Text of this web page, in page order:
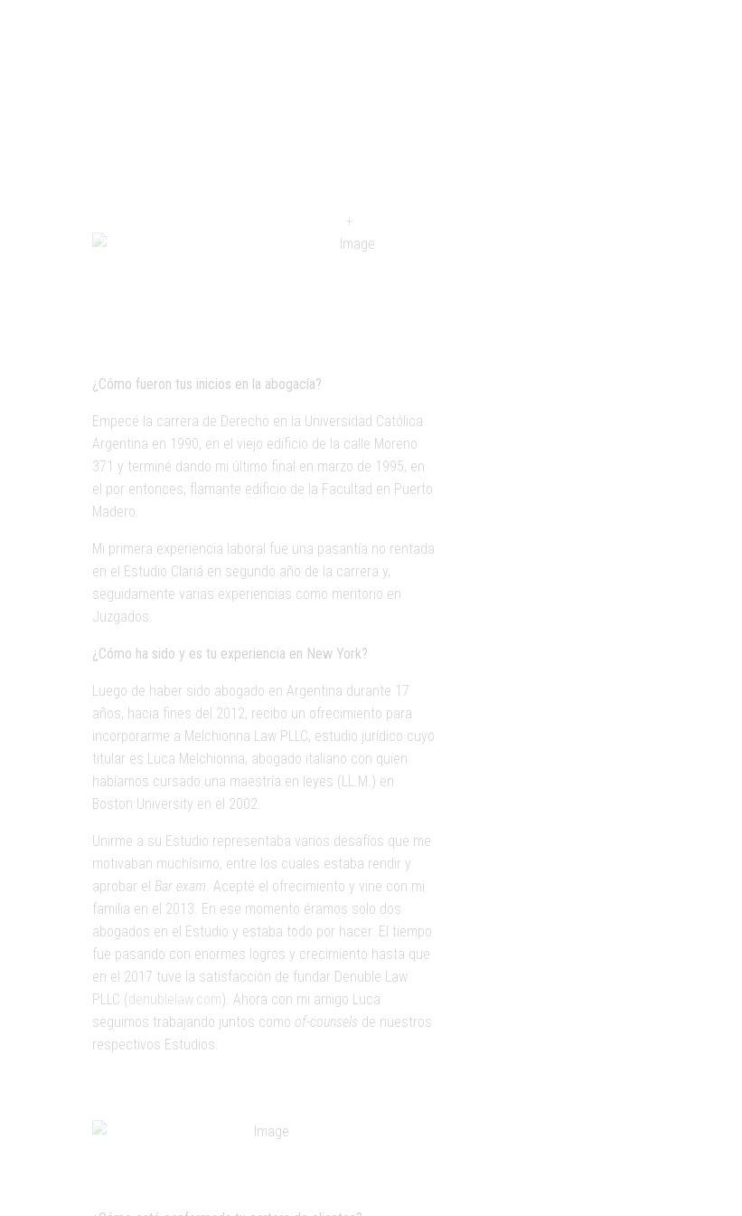
+
¿Cómo fueron tus inicios en la abogacía?
Empecé la carrera de Derecho en la Universidad Católica
Argentina en 1990, en el viejo edificio de la calle Moreno
371 y terminé dando mi último final en marzo de 1995, en
el por entonces, flamante edificio de la Facultad en Puerto
Madero.
Mi primera experiencia laboral fue una pasantía no rentada
en el Estudio Clariá en segundo año de la carrera y,
seguidamente varias experiencias como meritorio en
Juzgados.
¿Cómo ha sido y es tu experiencia en New York?
Luego de haber sido abogado en Argentina durante 17
años, hacia fines del 2012, recibo un ofrecimiento para
incorporarme a Melchionna Law PLLC, estudio jurídico cuyo
titular es Luca Melchionna, abogado italiano con quien
habíamos cursado una maestría en leyes (LL.M.) en
Boston University en el 2002.
Unirme a su Estudio representaba varios desafíos que me
motivaban muchísimo, entre los cuales estaba rendir y
aprobar el Bar exam. Acepté el ofrecimiento y vine con mi
familia en el 2013. En ese momento éramos solo dos
abogados en el Estudio y estaba todo por hacer. El tiempo
fue pasando con enormes logros y crecimiento hasta que
en el 2017 tuve la satisfacción de fundar Denuble Law
PLLC (denublelaw.com). Ahora con mi amigo Luca
seguimos trabajando juntos como of-counsels de nuestros
respectivos Estudios.